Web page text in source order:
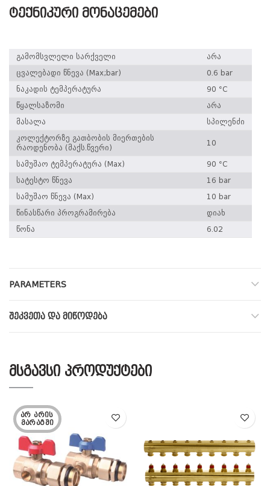
ტექნიკური მონაცემები
გამომსვლელი სარქველი
არა
ცვალებადი წნევა (Max;bar)
0.6 bar
ნაკადის ტემპერატურა
90 °C
წყალსაზომი
არა
მასალა
სპილენძი
კოლექტორზე გათბობის მიერთების
რაოდენობა (მაქს.წვერი)
10
სამუშაო ტემპერატურა (Max)
90 °C
სატესტო წნევა
16 bar
სამუშაო წნევა (Max)
10 bar
წინასწარი პროგრამირება
დიახ
წონა
6.02
PARAMETERS
ᲨᲔᲙᲕᲔᲗᲐ ᲓᲐ ᲛᲘᲬᲝᲓᲔᲑᲐ
ᲛᲡᲒᲐᲕᲡᲘ ᲞᲠᲝᲓᲣᲥᲢᲔᲑᲘ
ᲐᲠ ᲐᲠᲘᲡ
ᲛᲐᲠᲐᲒᲨᲘ